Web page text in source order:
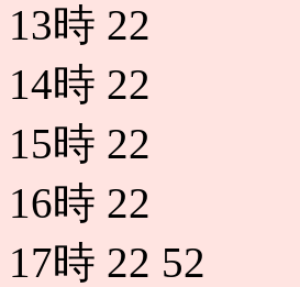
13時 22
14時 22
15時 22
16時 22
17時 22 52